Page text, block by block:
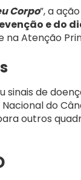
Corpo”, a
e do
Atenção
de
do
outros